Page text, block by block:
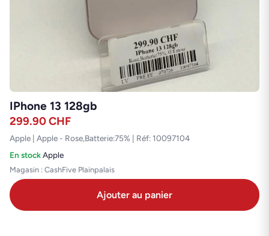
IPhone 13 128gb
299.90CHF
Apple | Apple - Rose,Batterie:75% | Réf: 10097104
En stock·Apple
Magasin : CashFive Plainpalais
Ajouter au panier